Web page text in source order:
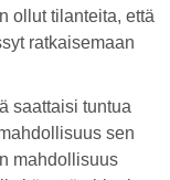
ollut tilanteita, että
ratkaisemaan
saattaisi tuntua
sen
mahdollisuus